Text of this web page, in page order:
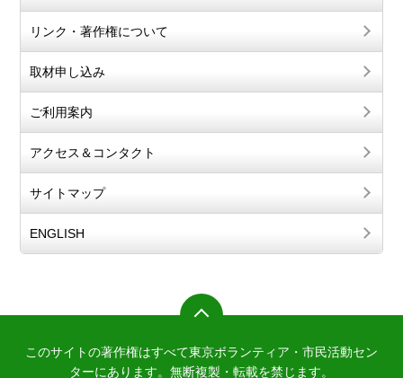
リンク・著作権について
取材申し込み
ご利用案内
アクセス＆コンタクト
サイトマップ
ENGLISH
このサイトの著作権はすべて東京ボランティア・市民活動セン
ターにあります。 無断複製・転載を禁じます。